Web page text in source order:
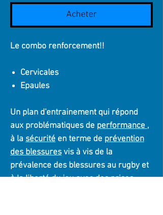
Acheter
Le combo renforcement!!
Cervicales
Epaules
Un plan d'entrainement qui répond
aux problématiques de performance ,
à la sécurité en terme de prévention
des blessures vis à vis de la
prévalence des blessures au rugby et
à la liberté du jeu avec desprises